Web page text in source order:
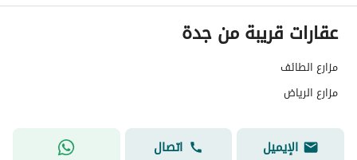
عقارات قريبة من جدة
مزارع الطائف
مزارع الرياض
الإيميل اتصال